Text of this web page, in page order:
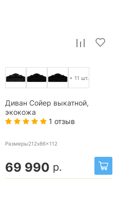
+ 11 шт.
Диван Сойер выкатной,
экокожа
1 отзыв
Размеры212x86x112
69 990 р.